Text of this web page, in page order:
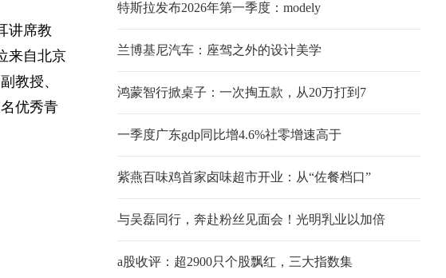
讲席教
来自北京
教授、
优秀青
特斯拉发布2026年第一季度：modely
兰博基尼汽车：座驾之外的设计美学
鸿蒙智行掀桌子：一次掏五款，从20万打到7
一季度广东gdp同比增4.6%社零增速高于
紫燕百味鸡首家卤味超市开业：从“佐餐档口”
与吴磊同行，奔赴粉丝见面会！光明乳业以加倍
a股收评：超2900只个股飘红，三大指数集